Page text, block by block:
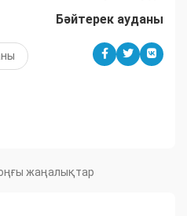
Бәйтерек ауданы
жаңалықтар